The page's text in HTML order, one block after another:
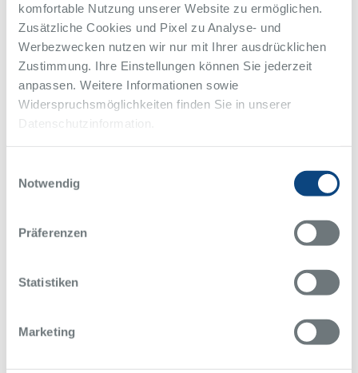
komfortable Nutzung unserer Website zu ermöglichen.
Zusätzliche Cookies und Pixel zu Analyse- und
Werbezwecken nutzen wir nur mit Ihrer ausdrücklichen
Zustimmung. Ihre Einstellungen können Sie jederzeit
anpassen. Weitere Informationen sowie
Widerspruchsmöglichkeiten finden Sie in unserer
Datenschutzinformation.
Notwendig
Präferenzen
Statistiken
Marketing